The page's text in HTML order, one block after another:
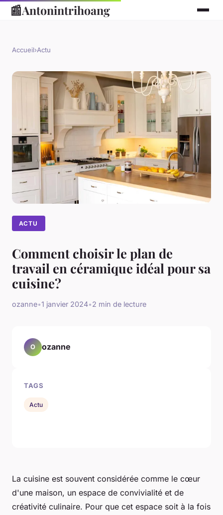
📰Antonintrihoang
Accueil›Actu
ACTU
Comment choisir le plan de
travail en céramique idéal pour sa
cuisine?
ozanne•1 janvier 2024•2 min de lecture
La cuisine est souvent considérée comme le cœur
d'une maison, un espace de convivialité et de
créativité culinaire. Pour que cet espace soit à la fois
O ozanne
TAGS
Actu